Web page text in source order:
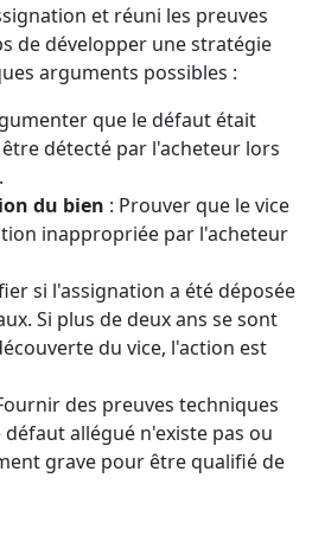
et réuni les preuves
de développer une stratégie
arguments possibles :
que le défaut était
détecté par l'acheteur lors
du bien : Prouver que le vice
inappropriée par l'acheteur
si l'assignation a été déposée
Si plus de deux ans se sont
du vice, l'action est
des preuves techniques
allégué n'existe pas ou
grave pour être qualifié de